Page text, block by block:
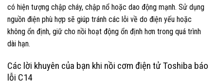
có hiện tượng chập cháy, chập nổ hoặc dao động mạnh. Sử dụng
nguồn điện phù hợp sẽ giúp tránh các lỗi về do điện yếu hoặc
không ổn định, giữ cho nồi hoạt động ổn định hơn trong quá trình
dài hạn.
Các lời khuyên của bạn khi nồi cơm điện tử Toshiba báo
lỗi C14